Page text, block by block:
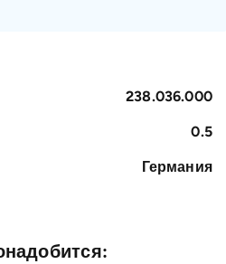
238.036.000
0.5
Германия